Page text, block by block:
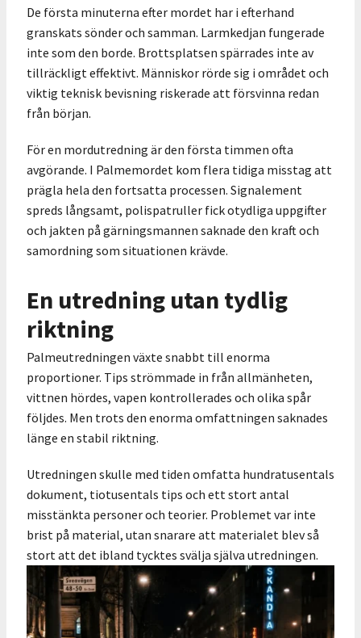
De första minuterna efter mordet har i efterhand
granskats sönder och samman. Larmkedjan fungerade
inte som den borde. Brottsplatsen spärrades inte av
tillräckligt effektivt. Människor rörde sig i området och
viktig teknisk bevisning riskerade att försvinna redan
från början.
För en mordutredning är den första timmen ofta
avgörande. I Palmemordet kom flera tidiga misstag att
prägla hela den fortsatta processen. Signalement
spreds långsamt, polispatruller fick otydliga uppgifter
och jakten på gärningsmannen saknade den kraft och
samordning som situationen krävde.
En utredning utan tydlig
riktning
Palmeutredningen växte snabbt till enorma
proportioner. Tips strömmade in från allmänheten,
vittnen hördes, vapen kontrollerades och olika spår
följdes. Men trots den enorma omfattningen saknades
länge en stabil riktning.
Utredningen skulle med tiden omfatta hundratusentals
dokument, tiotusentals tips och ett stort antal
misstänkta personer och teorier. Problemet var inte
brist på material, utan snarare att materialet blev så
stort att det ibland tycktes svälja själva utredningen.